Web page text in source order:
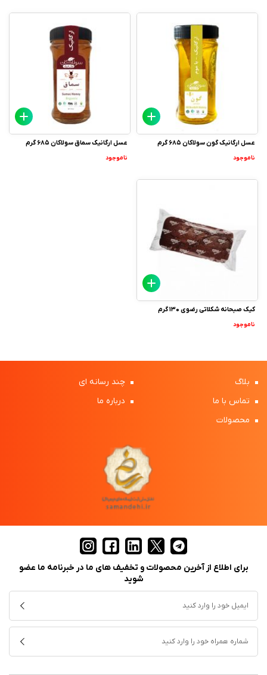
عسل ارگانیک گون سولاکان 685 گرم
ناموجود
عسل ارگانیک سماق سولاکان 685 گرم
ناموجود
کیک صبحانه شکلاتی رضوی 130 گرم
ناموجود
بلاگ
چند رسانه ای
تماس با ما
درباره ما
محصولات
برای اطلاع از آخرین محصولات و تخفیف های ما در خبرنامه ما عضو
شوید